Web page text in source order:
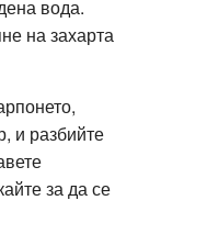
вода.
на захарта
и разбийте
за да се